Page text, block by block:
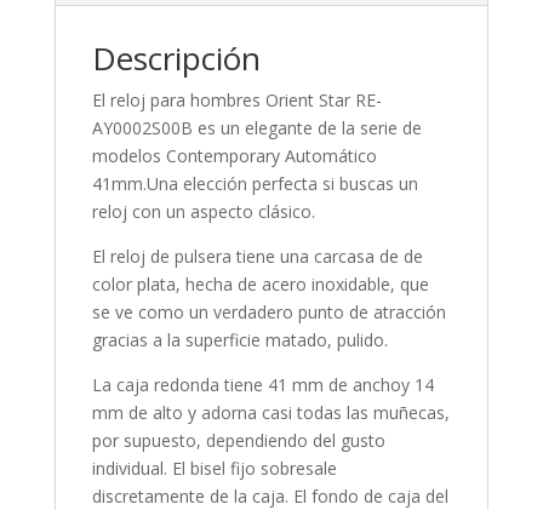
Descripción
El reloj para hombres Orient Star RE-
AY0002S00B es un elegante de la serie de
modelos Contemporary Automático
41mm.Una elección perfecta si buscas un
reloj con un aspecto clásico.
El reloj de pulsera tiene una carcasa de de
color plata, hecha de acero inoxidable, que
se ve como un verdadero punto de atracción
gracias a la superficie matado, pulido.
La caja redonda tiene 41 mm de anchoy 14
mm de alto y adorna casi todas las muñecas,
por supuesto, dependiendo del gusto
individual. El bisel fijo sobresale
discretamente de la caja. El fondo de caja del